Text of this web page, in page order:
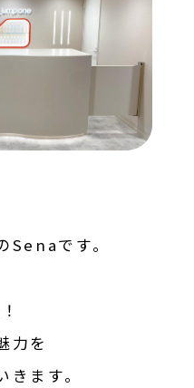
です。
力を
ます。